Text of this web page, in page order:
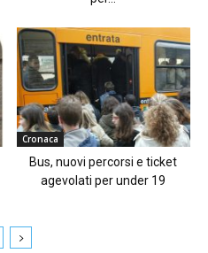
Cronaca
Bus, nuovi percorsi e ticket
agevolati per under 19